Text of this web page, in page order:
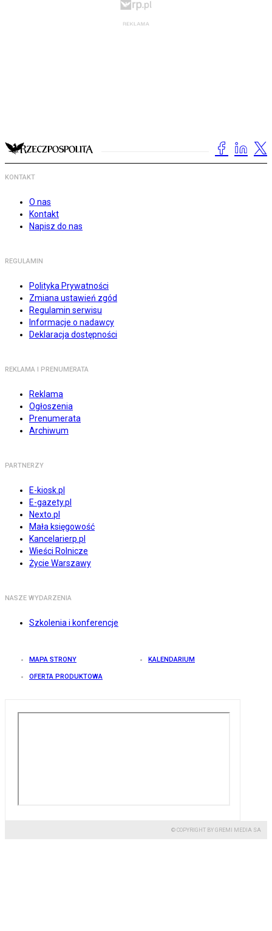
KONTAKT
O nas
Kontakt
Napisz do nas
REGULAMIN
Polityka Prywatności
Zmiana ustawień zgód
Regulamin serwisu
Informacje o nadawcy
Deklaracja dostępności
REKLAMA I PRENUMERATA
Reklama
Ogłoszenia
Prenumerata
Archiwum
PARTNERZY
E-kiosk.pl
E-gazety.pl
Nexto.pl
Mała księgowość
Kancelarierp.pl
Wieści Rolnicze
Życie Warszawy
NASZE WYDARZENIA
Szkolenia i konferencje
MAPA STRONY KALENDARIUM
OFERTA PRODUKTOWA
© COPYRIGHT BY GREMI MEDIA SA